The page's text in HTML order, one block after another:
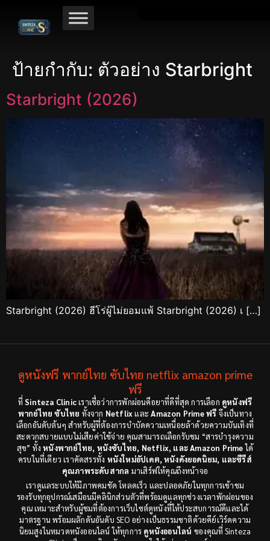
ป้ายกำกับ: ตัวอย่าง Starbright
Starbright (2026)
Starbright (2026) ฮีโร่ผู้ไม่ยอมแพ้ Starbright (2026) เ […]
ดูหนังฟรี พากย์ไทย ซับไทย netflix amazon prime
ฟรี
ที่Sinteza Clinicเราเชื่อว่าการพักผ่อนคือยาที่ดีที่สุด การเลือก ดูหนังฟรี
พากย์ไทย ซับไทย ทั้งจาก NetflixและAmazon Prime ฟรี จึงเป็นทาง
เลือกอันดับต้นๆ สำหรับผู้ที่ต้องการบำบัดความเหนื่อยล้าด้วยความบันเทิงที่
สะดวกสบายแบบไม่เสียค่าใช้จ่าย คุณสามารถเลือกรับชม “สารบำรุงความ
สุข” ทั้งหนังพากย์ไทย, หนังซับไทย, Netflix, และ Amazon Primeได้
ครบในที่เดียว เราคัดสรรทั้ง หนังใหม่อัปเดต, หนังดังยอดนิยม, และซีรีส์
คุณภาพระดับสากล มาเสิร์ฟให้คุณถึงหน้าจอ
เราดูแลระบบให้มีภาพคมชัด โหลดเร็ว และปลอดภัยในทุกการเข้าชม
รองรับทุกอุปกรณ์เสมือนมีคลินิกส่วนตัวที่พร้อมดูแลทุกช่วงเวลาพักผ่อนของ
คุณ เหมาะสำหรับผู้ชมที่ต้องการเว็บไซต์ดูหนังที่ให้ประสบการณ์ดีและได้
มาตรฐาน พร้อมผลักดันอันดับ SEO อย่างเป็นธรรมชาติด้วยคีย์เวิร์ดความ
นิยมสูงในหมวดหนังออนไลน์ ให้ทุกการ ดูหนังออนไลน์ ของคุณที่ Sinteza